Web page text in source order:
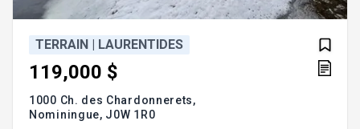
TERRAIN | LAURENTIDES
119,000 $
1000 Ch. des Chardonnerets,
Nominingue, J0W 1R0